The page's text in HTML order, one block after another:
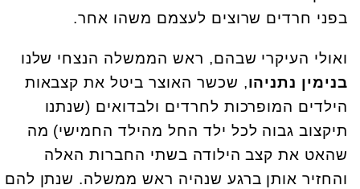
בפני חרדים שרוצים לעצמם משהו אחר.
ואולי העיקרי שבהם, ראש הממשלה הנצחי שלנו
בנימין נתניהו, שכשר האוצר ביטל את קצבאות
הילדים המופרכות לחרדים ולבדואים (שנתנו
תיקצוב גבוה לכל ילד החל מהילד החמישי) מה
שהאט את קצב הילודה בשתי החברות האלה
והחזיר אותן ברגע שנהיה ראש ממשלה. שנתן להם